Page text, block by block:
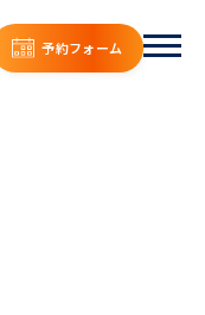
予約フォーム